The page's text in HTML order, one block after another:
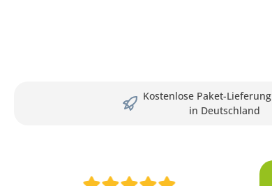
Kostenlose Paket-Lieferung
in Deutschland